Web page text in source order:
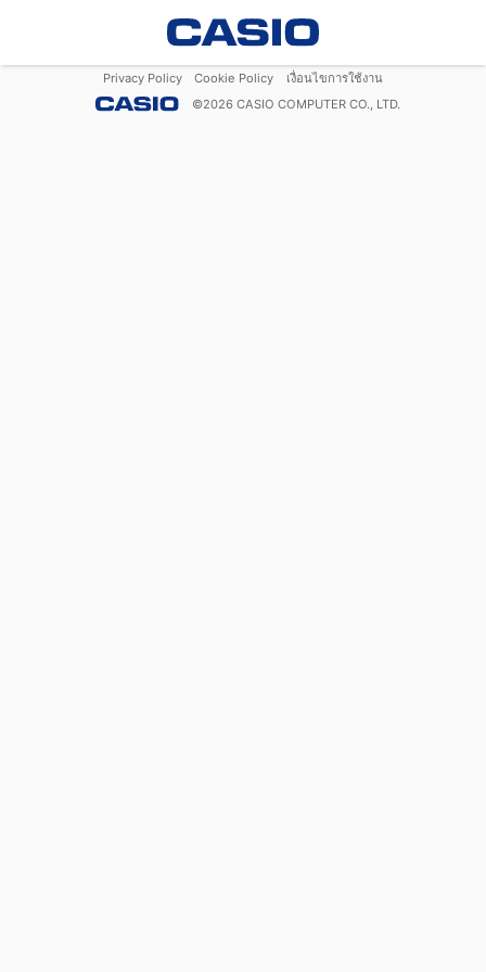
Privacy Policy Cookie Policy
เงื่อนไขการใช้งาน
©2026 CASIO COMPUTER CO., LTD.